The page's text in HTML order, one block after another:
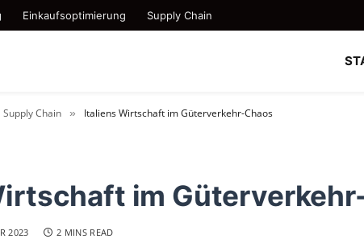
Einkaufsoptimierung Supply Chain
Supply Chain » Italiens Wirtschaft im Güterverkehr-Chaos
im
2023 2 MINS READ